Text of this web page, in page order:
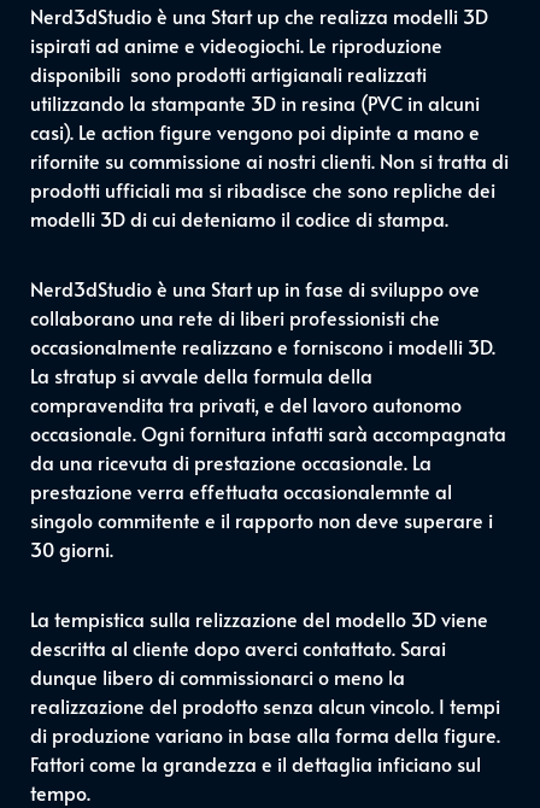
Nerd3dStudio è una Start up che realizza modelli 3D
ispirati ad anime e videogiochi. Le riproduzione
disponibili sono prodotti artigianali realizzati
utilizzando la stampante 3D in resina (PVC in alcuni
casi). Le action figure vengono poi dipinte a mano e
rifornite su commissione ai nostri clienti. Non si tratta di
prodotti ufficiali ma si ribadisce che sono repliche dei
modelli 3D di cui deteniamo il codice di stampa.
Nerd3dStudio è una Start up in fase di sviluppo ove
collaborano una rete di liberi professionisti che
occasionalmente realizzano e forniscono i modelli 3D.
La stratup si avvale della formula della
compravendita tra privati, e del lavoro autonomo
occasionale. Ogni fornitura infatti sarà accompagnata
da una ricevuta di prestazione occasionale. La
prestazione verra effettuata occasionalemnte al
singolo commitente e il rapporto non deve superare i
30 giorni.
La tempistica sulla relizzazione del modello 3D viene
descritta al cliente dopo averci contattato. Sarai
dunque libero di commissionarci o meno la
realizzazione del prodotto senza alcun vincolo. I tempi
di produzione variano in base alla forma della figure.
Fattori come la grandezza e il dettaglia inficiano sul
tempo.